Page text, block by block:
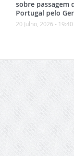
sobre passagem
Portugal pelo
20 Julho, 2026 - 19:40